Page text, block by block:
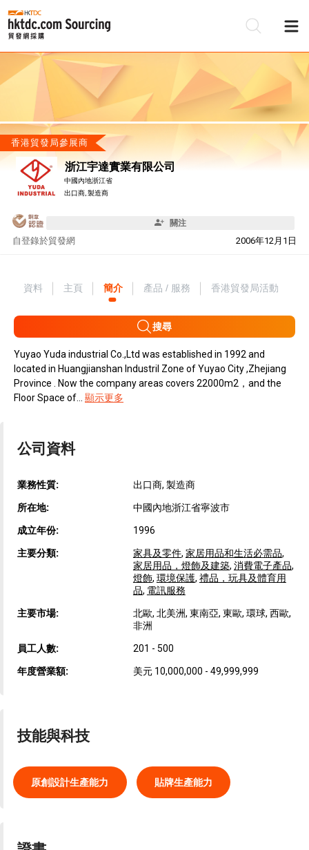
香港貿發局參展商
浙江宇達實業有限公司
中國內地浙江省
出口商, 製造商
關注
自 2006年12月1日
登錄於貿發網
資料 主頁 簡介 產品 / 服務 香港貿發局活動
搜尋
Yuyao Yuda industrial Co.,Ltd was established in 1992 and
located in Huangjianshan Industril Zone of Yuyao City ,Zhejiang
Province . Now the company areas covers 22000m2，and the
Floor Space of...
顯示更多
公司資料
業務性質: 出口商, 製造商
所在地: 中國內地浙江省寧波市
成立年份: 1996
主要分類: 家具及零件, 家居用品和生活必需品,
家居用品，燈飾及建築, 消費電子產品,
燈飾, 環境保護, 禮品，玩具及體育用
品, 電訊服務
主要市場:
北歐, 北美洲, 東南亞, 東歐, 環球, 西歐,
非洲
員工人數: 201 - 500
年度營業額: 美元 10,000,000 - 49,999,999
技能與科技
原創設計生產能力 貼牌生產能力